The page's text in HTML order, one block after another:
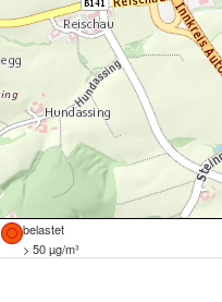
belastet
> 50 µg/m³